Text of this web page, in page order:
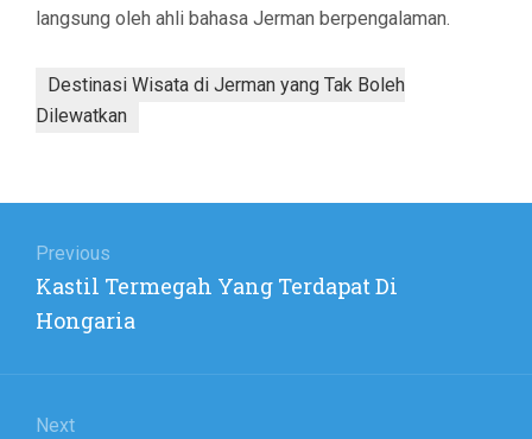
langsung oleh ahli bahasa Jerman berpengalaman.
Destinasi Wisata di Jerman yang Tak Boleh
Dilewatkan
navigation
Previous
Previous
post:
Kastil Termegah Yang Terdapat Di
Hongaria
Next